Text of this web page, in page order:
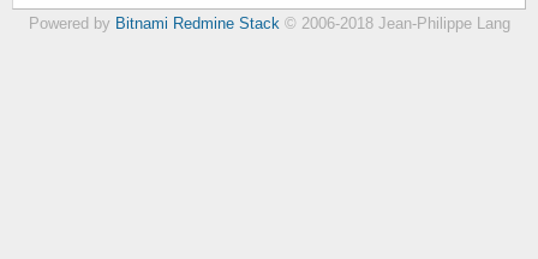
Powered by Bitnami Redmine Stack© 2006-2018 Jean-Philippe Lang